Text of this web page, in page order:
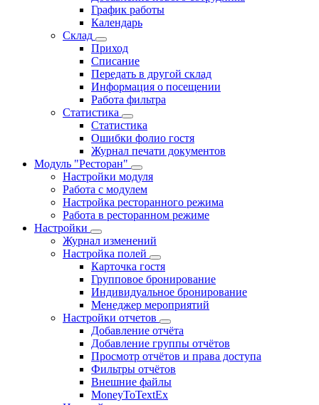
График работы
Календарь
Склад
Приход
Списание
Передать в другой склад
Информация о посещении
Работа фильтра
Статистика
Статистика
Ошибки фолио гостя
Журнал печати документов
Модуль "Ресторан"
Настройки модуля
Работа с модулем
Настройка ресторанного режима
Работа в ресторанном режиме
Настройки
Журнал изменений
Настройка полей
Карточка гостя
Групповое бронирование
Индивидуальное бронирование
Менеджер мероприятий
Настройки отчетов
Добавление отчёта
Добавление группы отчётов
Просмотр отчётов и права доступа
Фильтры отчётов
Внешние файлы
MoneyToTextEx